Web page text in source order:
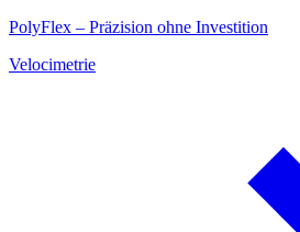
PolyFlex – Präzision ohne Investition
Velocimetrie